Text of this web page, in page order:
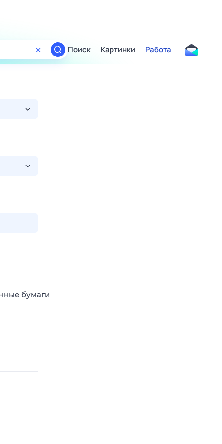
Поиск Картинки Работа
бумаги